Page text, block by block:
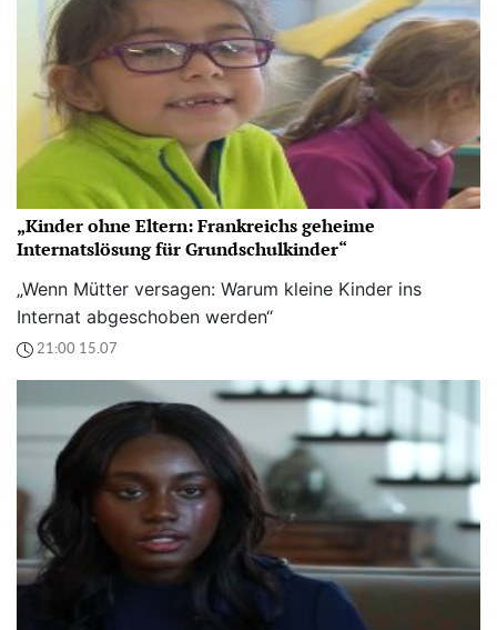
„Kinder ohne Eltern: Frankreichs geheime
Internatslösung für Grundschulkinder“
„Wenn Mütter versagen: Warum kleine Kinder ins
Internat abgeschoben werden“
21:00 15.07